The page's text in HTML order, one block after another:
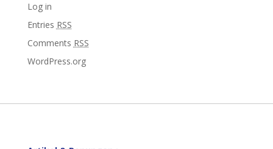
Log in
Entries RSS
Comments RSS
WordPress.org